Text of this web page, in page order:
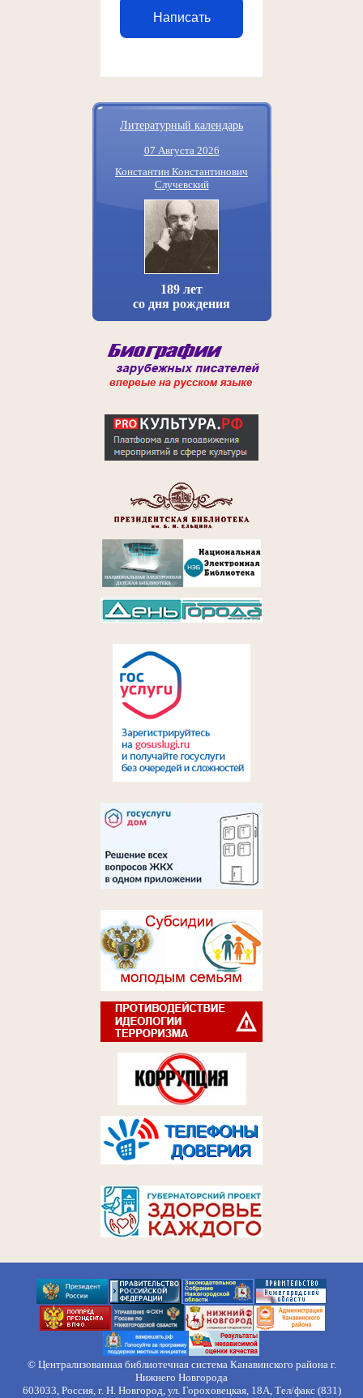
Написать
Литературный календарь
07 Августа 2026
Константин Константинович
Случевский
189 лет
со дня рождения
© Централизованная библиотечная система Канавинского района г.
Нижнего Новгорода
603033, Россия, г. Н. Новгород, ул. Гороховецкая, 18А, Тел/факс (831)